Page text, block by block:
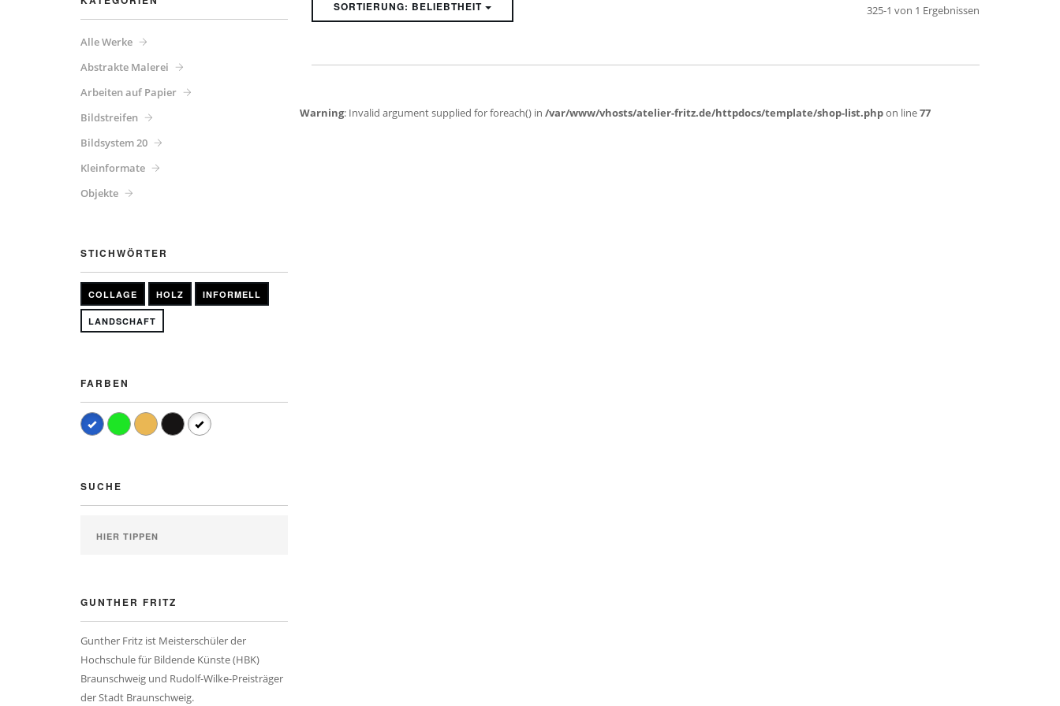
SORTIERUNG: BELIEBTHEIT 325-1 von 1 Ergebnissen
Warning: Invalid argument supplied for foreach() in /var/www/vhosts/atelier-fritz.de/httpdocs/template/shop-list.phpon line77
Alle Werke
Abstrakte Malerei
Arbeiten auf Papier
Bildstreifen
Bildsystem 20
Kleinformate
Objekte
STICHWÖRTER
COLLAGE HOLZ INFORMELL
LANDSCHAFT
FARBEN
SUCHE
GUNTHER FRITZ
Gunther Fritz ist Meisterschüler der
Hochschule für Bildende Künste (HBK)
Braunschweig und Rudolf-Wilke-Preisträger
der Stadt Braunschweig.